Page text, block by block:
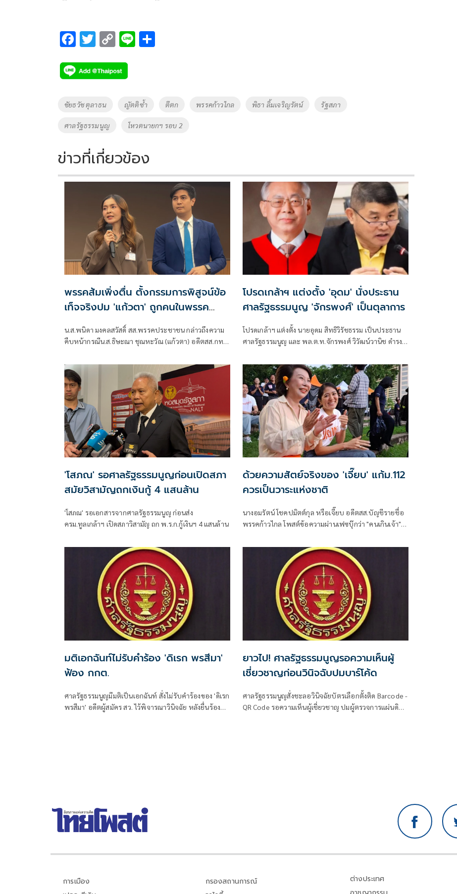
F
e
b
o
o
k
T
tt
er
C
p
y
Li
Li
Tags
ชัยธวัช ตุลาธน ญัตติซ้ำ ตีตก พรรคก้าวไกล พิธา ลิ้มเจริญรัตน์ รัฐสภา
ศาลรัฐธรรมนูญ โหวตนายกฯ รอบ 2
ข่าวที่เกี่ยวข้อง
พรรคส้มเพิ่งตื่น ตั้งกรรมการพิสูจน์ข้อ
เท็จจริงปม 'แก้วตา' ถูกคนในพรรค
คุกคามทางเพศ
น.ส.พนิดา มงคลสวัสดิ์ สส.พรรคประชาชน กล่าวถึงความ
คืบหน้ากรณีน.ส.ธิษะณา ชุณหะวัณ (แก้วตา) อดีตสส.กทม.
กรรมการโดยไม่มีผู้ที่มีส่วนเกี่ยวข้องกับสภาชุดที่ผ่านมาขึ้น
มา เพื่อเปิดพื้นที่ให้ผู้เสียหายรู้สึกสบายใจที่สุด วางใจที่สุด
และปลอดภัยที่สุด
โปรดเกล้าฯ แต่งตั้ง 'อุดม' นั่งประธาน
ศาลรัฐธรรมนูญ 'จักรพงศ์' เป็นตุลาการ
โปรดเกล้าฯ แต่งตั้ง นายอุดม สิทธิวิรัชธรรม เป็นประธาน
ศาลรัฐธรรมนูญ และ พล.ต.ท.จักรพงศ์ วิวัฒน์วานิช ดำรง
กรกฎาคม 2569 เป็นต้นไป
'โสภณ' รอศาลรัฐธรรมนูญก่อนเปิดสภา
สมัยวิสามัญถกเงินกู้ 4 แสนล้าน
'โสภณ' รอเอกสารจากศาลรัฐธรรมนูญ ก่อนส่ง
ครม.ทูลเกล้าฯ เปิดสภาวิสามัญ ถก พ.ร.ก.กู้เงินฯ 4 แสนล้าน
ด้วยความสัตย์จริงของ 'เจี๊ยบ' แก้ม.112
ควรเป็นวาระแห่งชาติ
นางอมรัตน์ โชคปมิตต์กุล หรือเจี๊ยบ อดีตสส.บัญชีรายชื่อ
พรรคก้าวไกล โพสต์ข้อความผ่านเฟซบุ๊กว่า "คนเกินเจ้า"
มติเอกฉันท์ไม่รับคำร้อง 'ดิเรก พรสีมา'
ฟ้อง กกต.
ศาลรัฐธรรมนูญมีมติเป็นเอกฉันท์ สั่งไม่รับคำร้องของ 'ดิเรก
พรสีมา' อดีตผู้สมัคร สว. ไว้พิจารณาวินิจฉัย หลังยื่นร้อง
ยาวไป! ศาลรัฐธรรมนูญรอความเห็นผู้
เชี่ยวชาญก่อนวินิจฉับปมบาร์โค้ด
ศาลรัฐธรรมนูญสั่งชะลอวินิจฉัยบัตรเลือกตั้งติด Barcode -
QR Code รอความเห็นผู้เชี่ยวชาญ ปมผู้ตรวจการแผ่นดิน
การเมือง
กรองสถานการณ์
ต่างประเทศ